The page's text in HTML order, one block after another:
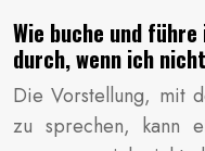
Wie buche und
durch, wenn ich
Die Vorstellung, mit
zu sprechen, kann